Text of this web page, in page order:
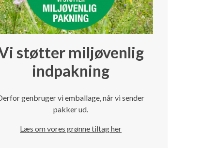
støtter miljøvenlig
indpakning
genbruger vi emballage, når vi sender
pakker ud.
Læs om vores grønne tiltag her